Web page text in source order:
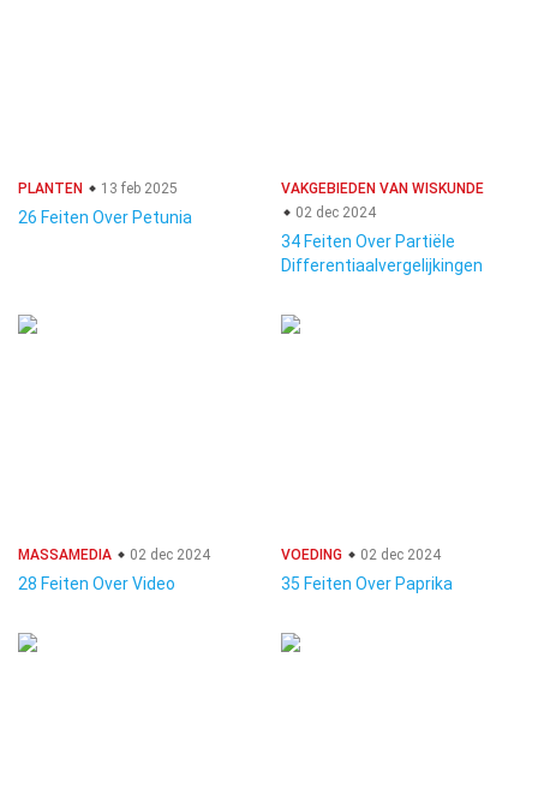
PLANTEN 13 feb 2025
26 Feiten Over Petunia
VAKGEBIEDEN VAN WISKUNDE
02 dec 2024
34 Feiten Over Partiële
Differentiaalvergelijkingen
MASSAMEDIA 02 dec 2024
28 Feiten Over Video
VOEDING 02 dec 2024
35 Feiten Over Paprika